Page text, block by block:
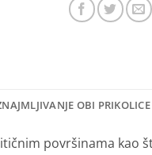
OBI PRIKOLICE
površinama kao